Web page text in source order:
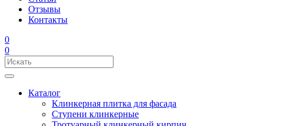
Отзывы
Контакты
0
0
Каталог
Клинкерная плитка для фасада
Ступени клинкерные